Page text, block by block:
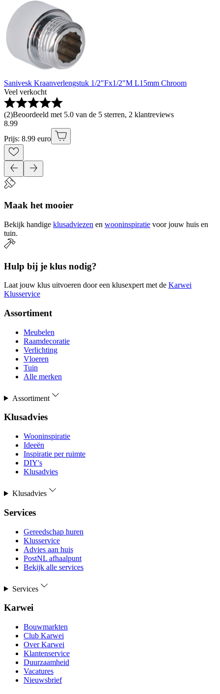
Sanivesk Kraanverlengstuk 1/2"Fx1/2"M L15mm Chroom
Veel verkocht
(2)Beoordeeld met 5.0 van de 5 sterren, 2 klantreviews
8.99
Prijs: 8.99 euro
Maak het mooier
Bekijk handige klusadviezen en wooninspiratie voor jouw huis en
tuin.
Hulp bij je klus nodig?
Laat jouw klus uitvoeren door een klusexpert met de Karwei
Klusservice
Assortiment
Meubelen
Raamdecoratie
Verlichting
Vloeren
Tuin
Alle merken
Assortiment
Klusadvies
Wooninspiratie
Ideeën
Inspiratie per ruimte
DIY's
Klusadvies
Klusadvies
Services
Gereedschap huren
Klusservice
Advies aan huis
PostNL afhaalpunt
Bekijk alle services
Services
Karwei
Bouwmarkten
Club Karwei
Over Karwei
Klantenservice
Duurzaamheid
Vacatures
Nieuwsbrief